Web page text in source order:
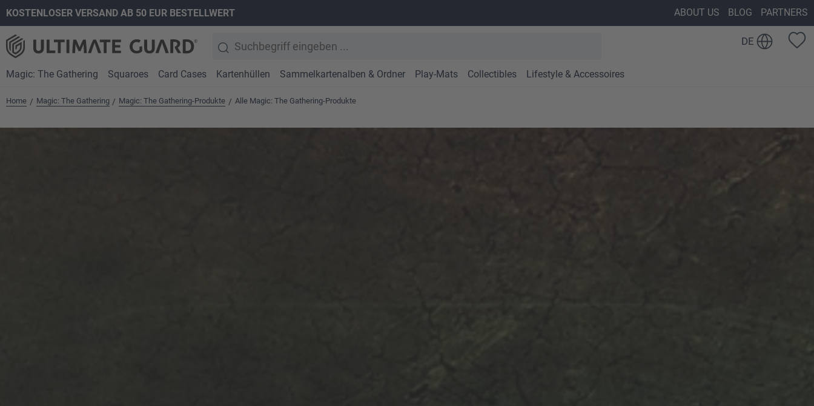
Zur Hauptnavigation springen
KOSTENLOSER VERSAND AB 50 EUR BESTELLWERT ABOUT US BLOG PARTNERS
DE
Magic: The Gathering Squaroes Card Cases Kartenhüllen Sammelkartenalben & Ordner Play-Mats Collectibles Lifestyle & Accessoires
Home / Magic: The Gathering / Magic: The Gathering-Produkte / Alle Magic: The Gathering-Produkte